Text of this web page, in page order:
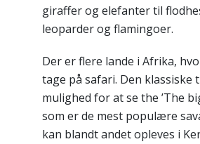
giraffer og elefanter til
leoparder og flamingoer.
Der er flere lande i Afrika,
tage på safari. Den klassiske
mulighed for at se the ’The
som er de mest populære
kan blandt andet opleves i